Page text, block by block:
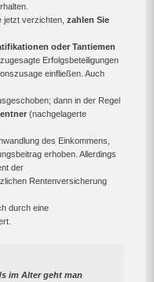
jetzt verzichten, zahlen Sie
oder Tantiemen
Erfolgsbeteiligungen
einfließen. Auch
dann in der Regel
(nachgelagerte
des Einkommens,
erhoben. Allerdings
der
Rentenversicherung
durch eine
im Alter geht man